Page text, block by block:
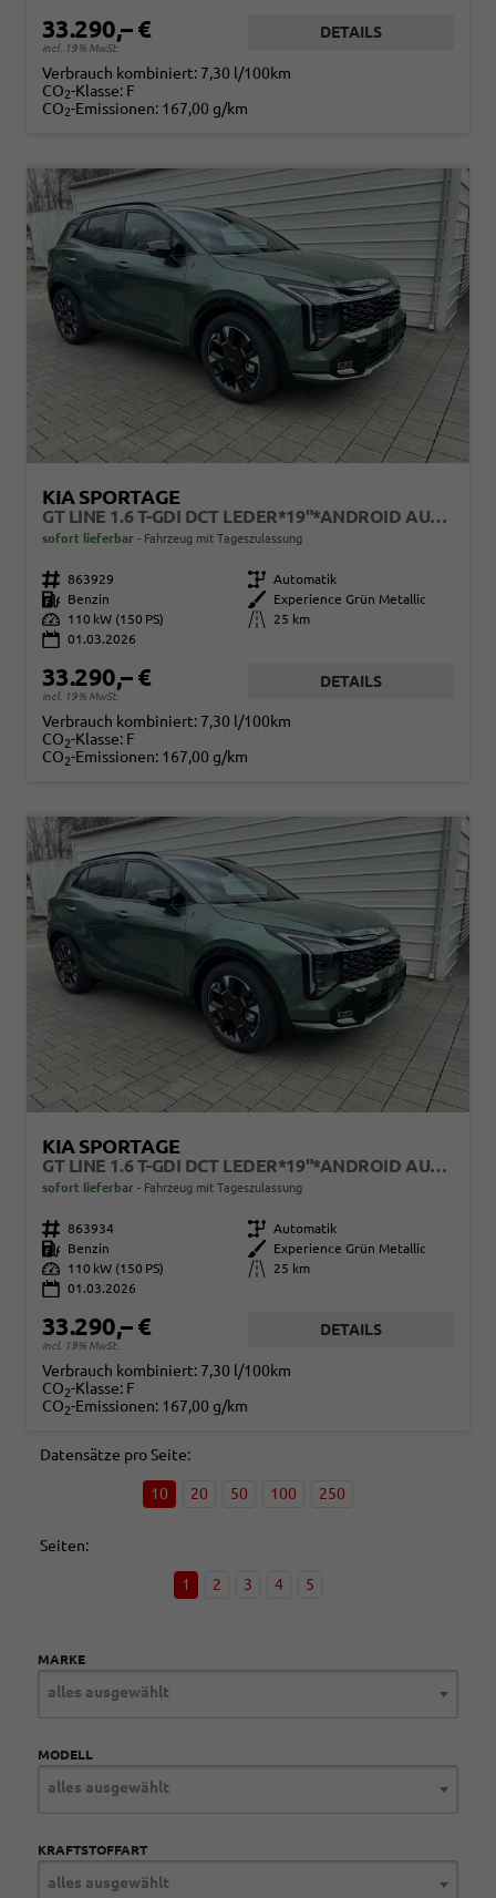
33.290,– €
incl. 19% MwSt.
DETAILS
Verbrauch kombiniert: 7,30 l/100km
CO2-Klasse: F
CO2-Emissionen: 167,00 g/km
KIA SPORTAGE
GT LINE 1.6 T-GDI DCT LEDER*19"*ANDROID AUTO*NAVI*SHZ*E-HECK*ACC*360°KAMERA
sofort lieferbar Fahrzeug mit Tageszulassung
Fahrzeugnr. 863929 Getriebe Automatik
Kraftstoff
Benzin Außenfarbe
Experience Grün Metallic
Leistung
110 kW (150 PS) Kilometerstand
25 km
01.03.2026
33.290,– €
incl. 19% MwSt.
DETAILS
Verbrauch kombiniert: 7,30 l/100km
CO2-Klasse: F
CO2-Emissionen: 167,00 g/km
KIA SPORTAGE
GT LINE 1.6 T-GDI DCT LEDER*19"*ANDROID AUTO*NAVI*SHZ*E-HECK*ACC*360°KAMERA
sofort lieferbar Fahrzeug mit Tageszulassung
Fahrzeugnr. 863934 Getriebe Automatik
Kraftstoff
Benzin Außenfarbe
Experience Grün Metallic
Leistung
110 kW (150 PS) Kilometerstand
25 km
01.03.2026
33.290,– €
incl. 19% MwSt.
DETAILS
Verbrauch kombiniert: 7,30 l/100km
CO2-Klasse: F
CO2-Emissionen: 167,00 g/km
Datensätze pro Seite:
10 20 50 100 250
Seiten:
1 2 3 4 5
MARKE
alles ausgewählt
MODELL
alles ausgewählt
KRAFTSTOFFART
alles ausgewählt